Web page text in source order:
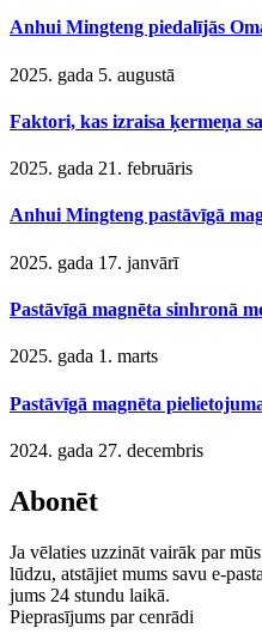
Anhui Mingteng piedalījās
2025. gada 5. augustā
Faktori, kas izraisa ķermeņa
2025. gada 21. februāris
Anhui Mingteng pastāvīgā
2025. gada 17. janvārī
Pastāvīgā magnēta sinhronā
2025. gada 1. marts
Pastāvīgā magnēta
2024. gada 27. decembris
Abonēt
Ja vēlaties uzzināt vairāk par
lūdzu, atstājiet mums savu e-
jums 24 stundu laikā.
Pieprasījums par cenrādi